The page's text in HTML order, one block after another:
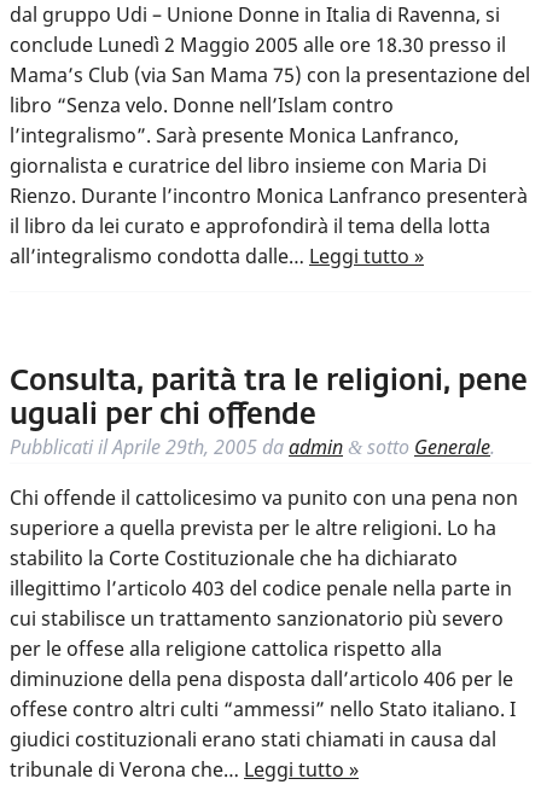
dal gruppo Udi – Unione Donne in Italia di Ravenna, si
conclude Lunedì 2 Maggio 2005 alle ore 18.30 presso il
Mama’s Club (via San Mama 75) con la presentazione del
libro “Senza velo. Donne nell’Islam contro
l’integralismo”. Sarà presente Monica Lanfranco,
giornalista e curatrice del libro insieme con Maria Di
Rienzo. Durante l’incontro Monica Lanfranco presenterà
il libro da lei curato e approfondirà il tema della lotta
all’integralismo condotta dalle… Leggi tutto »
Consulta, parità tra le religioni, pene
uguali per chi offende
Pubblicati ilAprile 29th, 2005 daadmin & sotto Generale.
Chi offende il cattolicesimo va punito con una pena non
superiore a quella prevista per le altre religioni. Lo ha
stabilito la Corte Costituzionale che ha dichiarato
illegittimo l’articolo 403 del codice penale nella parte in
cui stabilisce un trattamento sanzionatorio più severo
per le offese alla religione cattolica rispetto alla
diminuzione della pena disposta dall’articolo 406 per le
offese contro altri culti “ammessi” nello Stato italiano. I
giudici costituzionali erano stati chiamati in causa dal
tribunale di Verona che… Leggi tutto »